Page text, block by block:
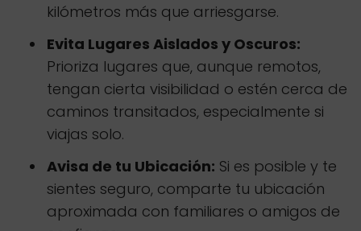
kilómetros más que arriesgarse.
Evita Lugares Aislados y Oscuros:
Prioriza lugares que, aunque remotos,
tengan cierta visibilidad o estén cerca de
caminos transitados, especialmente si
viajas solo.
Avisa de tu Ubicación: Si es posible y te
sientes seguro, comparte tu ubicación
aproximada con familiares o amigos de